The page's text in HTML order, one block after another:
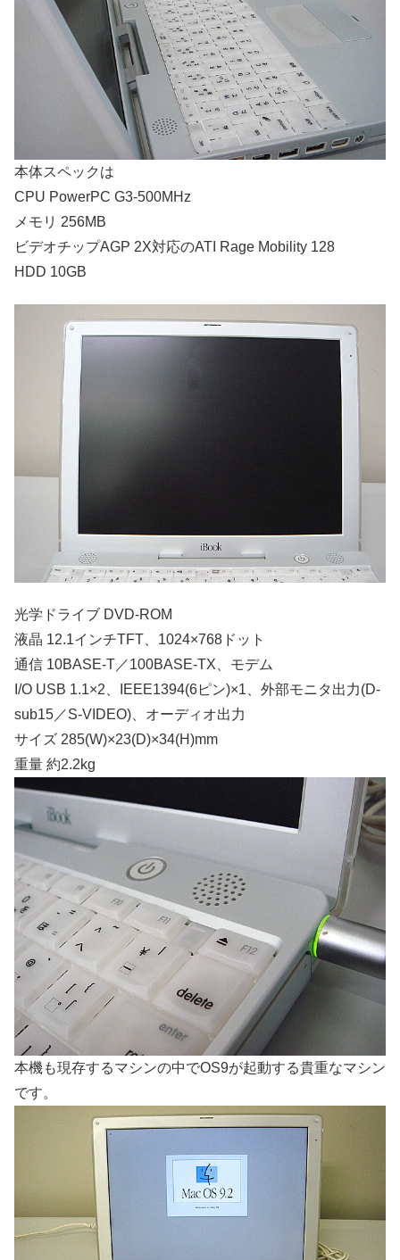
本体スペックは
CPU PowerPC G3-500MHz
メモリ 256MB
ビデオチップAGP 2X対応のATI Rage Mobility 128
HDD 10GB
光学ドライブ DVD-ROM
液晶 12.1インチTFT、1024×768ドット
通信 10BASE-T／100BASE-TX、モデム
I/O USB 1.1×2、IEEE1394(6ピン)×1、外部モニタ出力(D-
sub15／S-VIDEO)、オーディオ出力
サイズ 285(W)×23(D)×34(H)mm
重量 約2.2kg
本機も現存するマシンの中でOS9が起動する貴重なマシン
です。